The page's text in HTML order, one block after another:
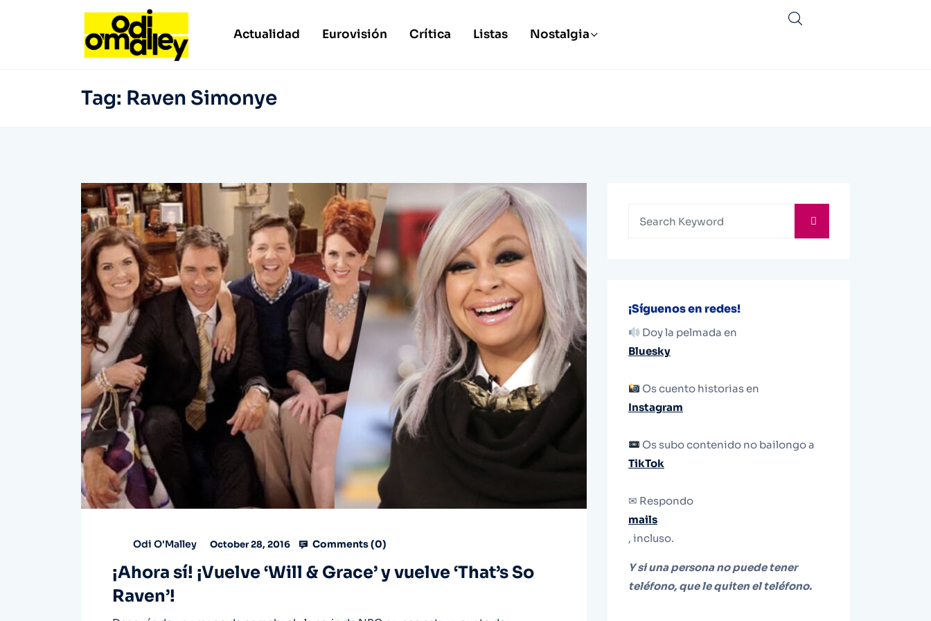
Actualidad Eurovisión Crítica Listas Nostalgia
Tag: Raven Simonye
Odi O'Malley October 28, 2016 Comments (0)
¡Ahora sí! ¡Vuelve ‘Will & Grace’ y vuelve ‘That’s So
Raven’!
¡Síguenos en redes!
Doy la pelmada en
Bluesky
Os cuento historias en
Instagram
Os subo contenido no bailongo a
TikTok
✉ Respondo
mails
, incluso.
Y si una persona no puede tener
teléfono, que le quiten el teléfono.